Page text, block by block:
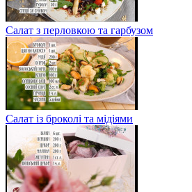
Салат з перловкою та гарбузом
Салат із броколі та мідіями